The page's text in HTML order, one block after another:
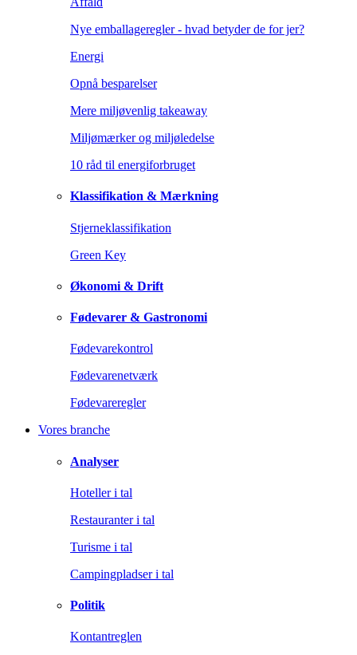
Nye emballageregler - hvad betyder de for jer?
Energi
Opnå besparelser
Mere miljøvenlig takeaway
Miljømærker og miljøledelse
10 råd til energiforbruget
Klassifikation & Mærkning
Stjerneklassifikation
Green Key
Økonomi & Drift
Fødevarer & Gastronomi
Fødevarekontrol
Fødevarenetværk
Fødevareregler
Vores branche
Analyser
Hoteller i tal
Restauranter i tal
Turisme i tal
Campingpladser i tal
Politik
Kontantreglen